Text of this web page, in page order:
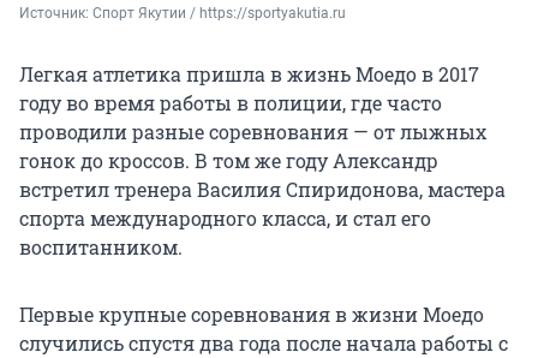
Источник: Спорт Якутии / https://sportyakutia.ru
Легкая атлетика пришла в жизнь Моедо в 2017
году во время работы в полиции, где часто
проводили разные соревнования — от лыжных
гонок до кроссов. В том же году Александр
встретил тренера Василия Спиридонова, мастера
спорта международного класса, и стал его
воспитанником.
Первые крупные соревнования в жизни Моедо
случились спустя два года после начала работы с